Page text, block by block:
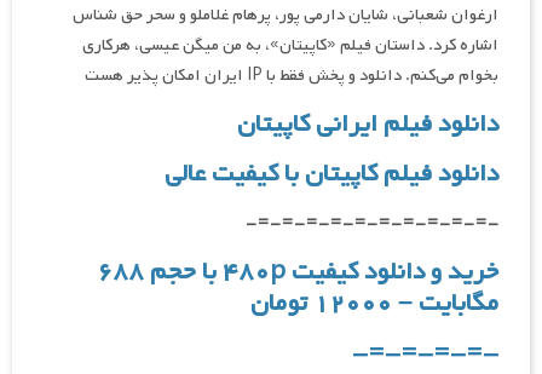
ارغوان شعبانی، شایان دارمی پور، پرهام غلاملو و سحر حق شناس
اشاره کرد. داستان فیلم «کاپیتان»، به من میگن عیسی، هرکاری
بخوام می‌کنم. دانلود و پخش فقط با IP ایران امکان پذیر هست
دانلود فیلم ایرانی کاپیتان
دانلود فیلم کاپیتان با کیفیت عالی
-=-=-=-=-=-=-=-=-=-=-
خرید و دانلود کیفیت ۴۸۰p با حجم ۶۸۸
مگابایت – ۱۲۰۰۰ تومان
-=-=-=-=-